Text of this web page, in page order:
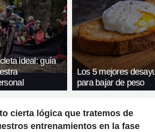
ideal: guía
Los 5 mejores
para bajar de peso
cierta lógica que tratemos de
entrenamientos en la fase